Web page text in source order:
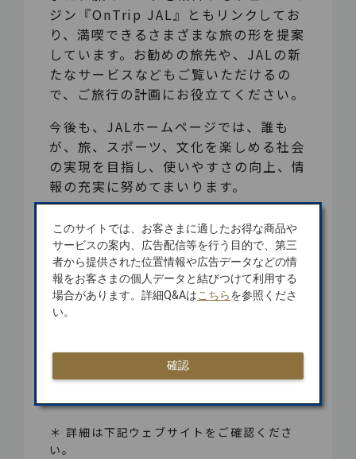
ジン『OnTrip JAL』ともリンクしてお
り、満喫できるさまざまな旅の形を提案
しています。お勧めの旅先や、JALの新
たなサービスなどもご覧いただけるの
で、ご旅行の計画にお役立てください。
今後も、JALホームページでは、誰も
が、旅、スポーツ、文化を楽しめる社会
の実現を目指し、使いやすさの向上、情
報の充実に努めてまいります。
＊ 詳細は下記ウェブサイトをご確認くださ
い。
このサイトでは、お客さまに適したお得な商品や
サービスの案内、広告配信等を行う目的で、第三
者から提供された位置情報や広告データなどの情
報をお客さまの個人データと結びつけて利用する
場合があります。詳細Q&Aはこちらを参照くださ
い。
確認